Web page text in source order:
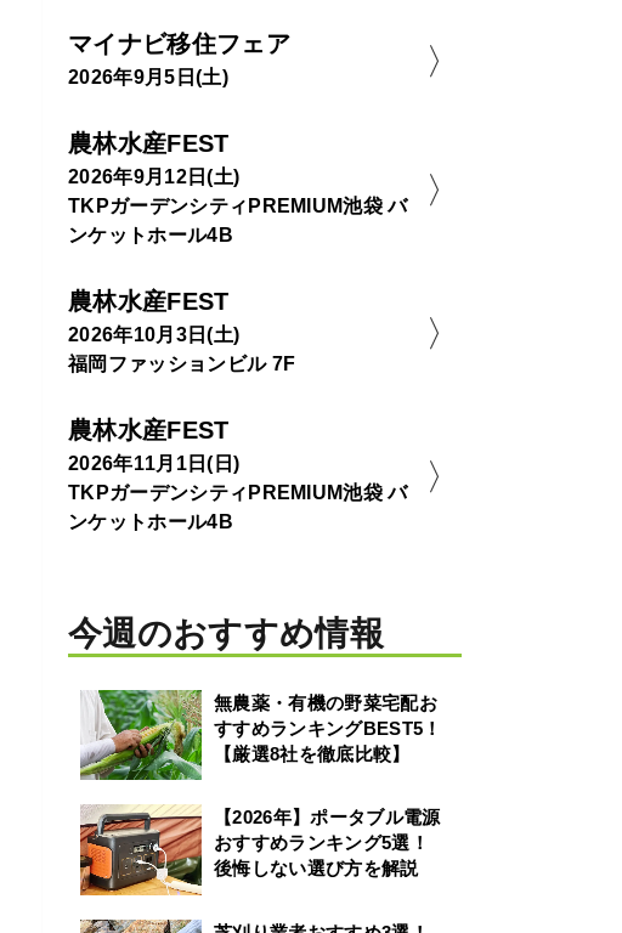
マイナビ移住フェア
2026年9月5日(土)
農林水産FEST
2026年9月12日(土)
TKPガーデンシティPREMIUM池袋 バ
ンケットホール4B
農林水産FEST
2026年10月3日(土)
福岡ファッションビル 7F
農林水産FEST
2026年11月1日(日)
TKPガーデンシティPREMIUM池袋 バ
ンケットホール4B
今週のおすすめ情報
無農薬・有機の野菜宅配お
すすめランキングBEST5！
【厳選8社を徹底比較】
【2026年】ポータブル電源
おすすめランキング5選！
後悔しない選び方を解説